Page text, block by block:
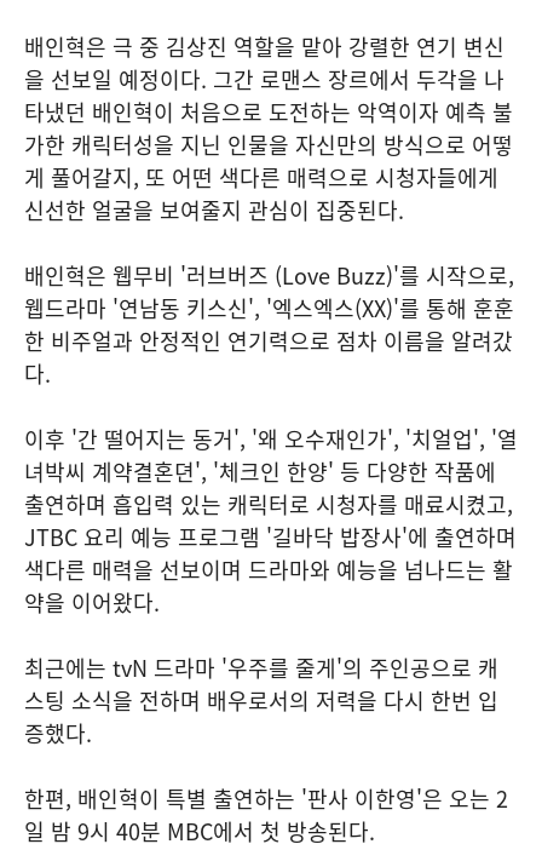
배인혁은 극 중 김상진 역할을 맡아 강렬한 연기 변신
을 선보일 예정이다. 그간 로맨스 장르에서 두각을 나
타냈던 배인혁이 처음으로 도전하는 악역이자 예측 불
가한 캐릭터성을 지닌 인물을 자신만의 방식으로 어떻
게 풀어갈지, 또 어떤 색다른 매력으로 시청자들에게
신선한 얼굴을 보여줄지 관심이 집중된다.
배인혁은 웹무비 '러브버즈 (Love Buzz)'를 시작으로,
웹드라마 '연남동 키스신', '엑스엑스(XX)'를 통해 훈훈
한 비주얼과 안정적인 연기력으로 점차 이름을 알려갔
다.
이후 '간 떨어지는 동거', '왜 오수재인가', '치얼업', '열
녀박씨 계약결혼뎐', '체크인 한양' 등 다양한 작품에
출연하며 흡입력 있는 캐릭터로 시청자를 매료시켰고,
JTBC 요리 예능 프로그램 '길바닥 밥장사'에 출연하며
색다른 매력을 선보이며 드라마와 예능을 넘나드는 활
약을 이어왔다.
최근에는 tvN 드라마 '우주를 줄게'의 주인공으로 캐
스팅 소식을 전하며 배우로서의 저력을 다시 한번 입
증했다.
한편, 배인혁이 특별 출연하는 '판사 이한영'은 오는 2
일 밤 9시 40분 MBC에서 첫 방송된다.